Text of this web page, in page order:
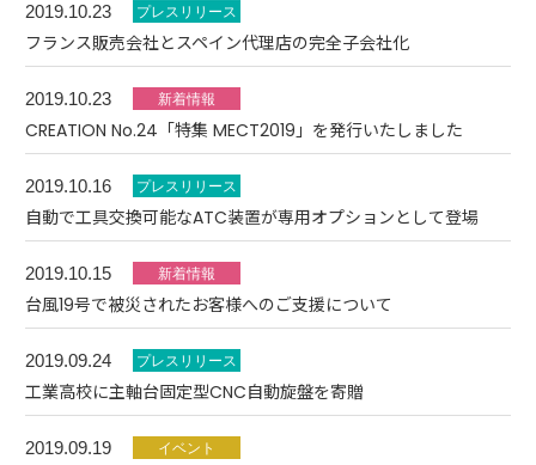
2019.10.23
フランス販売会社とスペイン代理店の完全子会社化
2019.10.23
CREATION No.24「特集 MECT2019」を発行いたしました
2019.10.16
自動で工具交換可能なATC装置が専用オプションとして登場
2019.10.15
台風19号で被災されたお客様へのご支援について
2019.09.24
工業高校に主軸台固定型CNC自動旋盤を寄贈
2019.09.19